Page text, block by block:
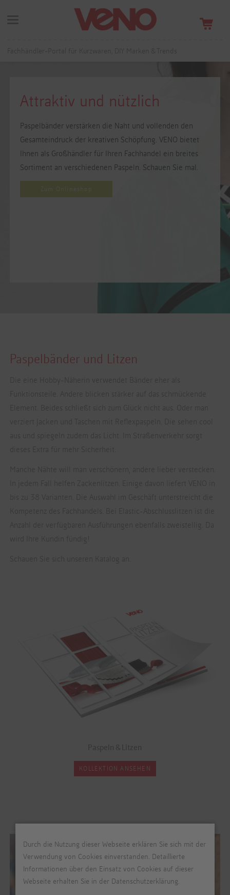
Attraktiv und nützlich
Paspelbänder verstärken die Naht und vollenden den
Gesamteindruck der kreativen Schöpfung. VENO bietet
Ihnen als Großhändler für Ihren Fachhandel ein breites
Sortiment an verschiedenen Paspeln. Schauen Sie mal.
Zum Onlineshop
Paspelbänder und Litzen
KOLLEKTION ANSEHEN
Durch die Nutzung dieser Webseite erklären Sie sich mit der
Verwendung von Cookies einverstanden. Detaillierte
Informationen über den Einsatz von Cookies auf dieser
Webseite erhalten Sie in der Datenschutzerklärung.